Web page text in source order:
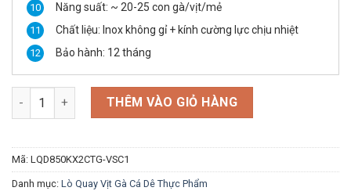
Năng suất: ~ 20-25 con gà/vịt/mẻ
Chất liệu: Inox không gỉ + kính cường lực chịu nhiệt
Bảo hành: 12 tháng
Lò Quay Gà Vịt D850TG Kính Xoay Tự Động 2 Cánh Bằng
THÊM VÀO GIỎ HÀNG
Mã: LQD850KX2CTG-VSC1
Danh mục: Lò Quay Vịt Gà Cá Dê Thực Phẩm